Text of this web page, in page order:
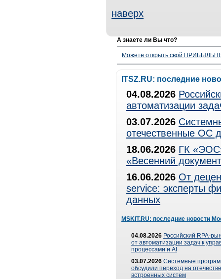
наверх
А знаете ли Вы что?
Можете открыть свой
ITSZ.RU: последние
04.08.2026
автоматизации
03.07.2026
отечественные ОС
18.06.2026 ГК
«Весенний
16.06.2026 От
service: эксперты
данных
MSKIT.RU: последние новости
04.08.2026 Российский RPA-
от автоматизации задач к
процессами и AI
03.07.2026 Системные
обсудили переход на
встроенных систем